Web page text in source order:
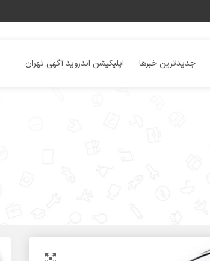
جدیدترین خبرها اپلیکیشن اندروید آگهی تهران